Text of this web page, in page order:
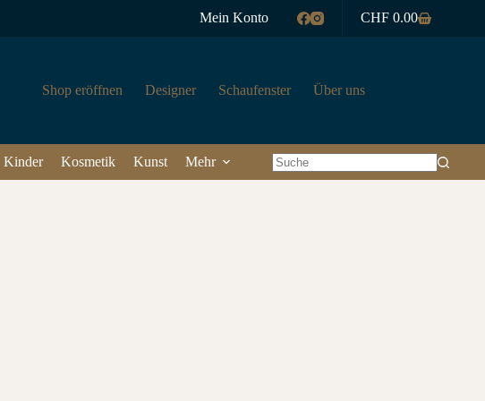
Mein Konto Warenkorb
CHF 0.00
Shop eröffnen Designer Schaufenster Über uns
Kinder Kosmetik Kunst
Mehr
Keine